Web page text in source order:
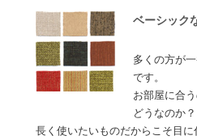
ベーシック
多くの方が
です。
お部屋に合
どうなのか？
長く使いたいものだからこそ目